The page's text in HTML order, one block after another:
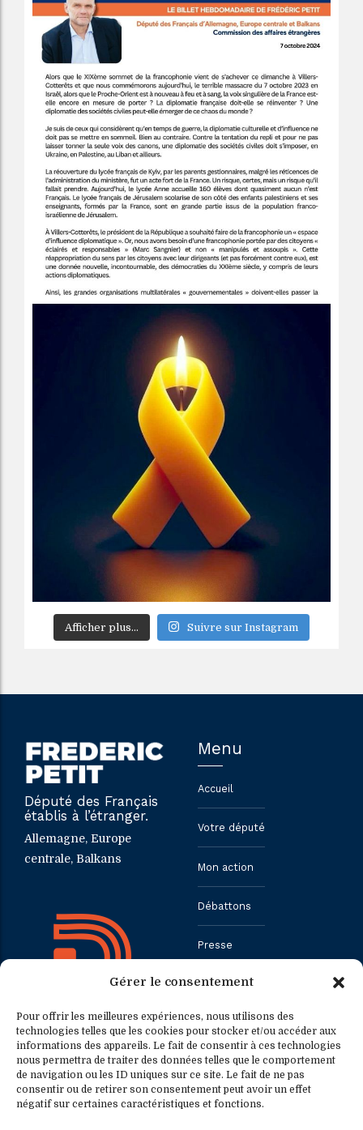
Gérer le consentement
Pour offrir les meilleures expériences, nous utilisons des
technologies telles que les cookies pour stocker et/ou accéder aux
informations des appareils. Le fait de consentir à ces technologies
nous permettra de traiter des données telles que le comportement
de navigation ou les ID uniques sur ce site. Le fait de ne pas
consentir ou de retirer son consentement peut avoir un effet
négatif sur certaines caractéristiques et fonctions.
Afficher plus... Suivre sur Instagram
Député des Français
établis à l’étranger.
Allemagne, Europe
centrale, Balkans
Menu
Accueil
Votre député
Mon action
Débattons
Presse
Contact
Contact
0033.1.40.63.75.31
Contact presse
presse@fredericpetit.eu